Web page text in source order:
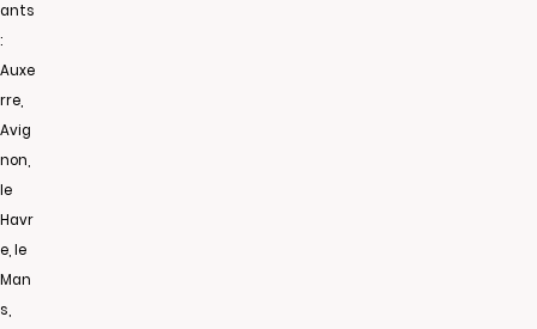
ants
:
Auxe
rre,
Avig
non,
le
Havr
e, le
Man
s,